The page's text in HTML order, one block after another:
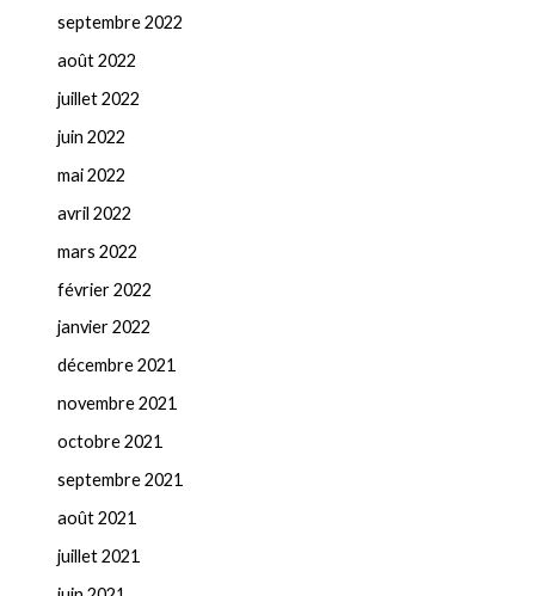
septembre 2022
août 2022
juillet 2022
juin 2022
mai 2022
avril 2022
mars 2022
février 2022
janvier 2022
décembre 2021
novembre 2021
octobre 2021
septembre 2021
août 2021
juillet 2021